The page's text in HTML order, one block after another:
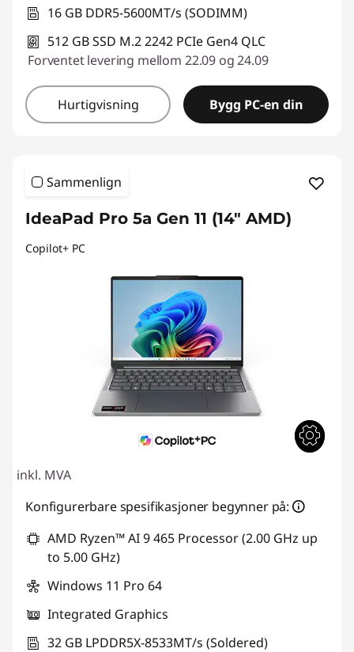
16 GB DDR5-5600MT/s (SODIMM)
512 GB SSD M.2 2242 PCIe Gen4 QLC
Forventet levering mellom 22.09 og 24.09
Hurtigvisning Bygg PC-en din
Sammenlign
IdeaPad Pro 5a Gen 11 (14" AMD)
Copilot+ PC
inkl. MVA
Konfigurerbare spesifikasjoner begynner på:
AMD Ryzen™ AI 9 465 Processor (2.00 GHz up
to 5.00 GHz)
Windows 11 Pro 64
Integrated Graphics
32 GB LPDDR5X-8533MT/s (Soldered)